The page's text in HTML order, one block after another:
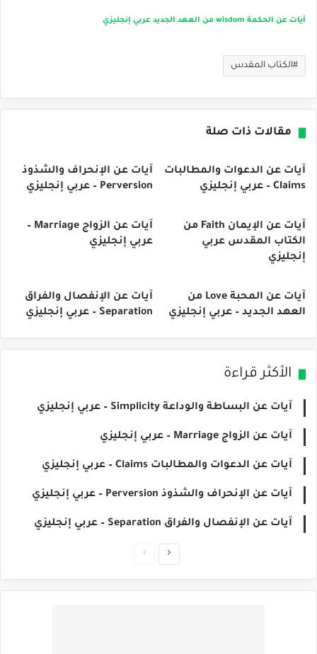
آيات عن الحكمة wisdom من العهد الجديد عربي إنجليزي
الكتاب المقدس
مقالات ذات صلة
آيات عن الدعوات والمطالبات
Claims – عربي إنجليزي
آيات عن الإنحراف والشذوذ
Perversion – عربي إنجليزي
آيات عن الإيمان Faith من
الكتاب المقدس عربي
إنجليزي
آيات عن الزواج Marriage –
عربي إنجليزي
آيات عن المحبة Love من
العهد الجديد – عربي إنجليزي
آيات عن الإنفصال والفراق
Separation – عربي إنجليزي
الأكثر قراءة
آيات عن البساطة والوداعة Simplicity – عربي إنجليزي
آيات عن الزواج Marriage – عربي إنجليزي
آيات عن الدعوات والمطالبات Claims – عربي إنجليزي
آيات عن الإنحراف والشذوذ Perversion – عربي إنجليزي
آيات عن الإنفصال والفراق Separation – عربي إنجليزي
الصفحةالصفحة